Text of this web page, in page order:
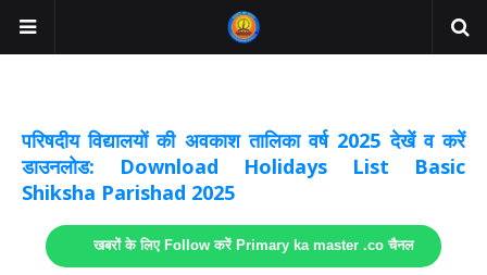
परिषदीय विद्यालयों की अवकाश तालिका वर्ष 2025 देखें व करें
डाउनलोड: Download Holidays List Basic
Shiksha Parishad 2025
खबरों के लिए Follow करें Primary ka master .co चैनल